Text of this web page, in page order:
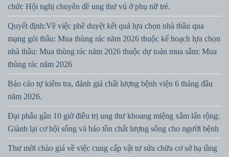
chức Hội nghị chuyên đề ung thư vú ở phụ nữ trẻ.
Quyết định:Về việc phê duyệt kết quả lựa chọn nhà thầu qua
mạng gói thầu: Mua thùng rác năm 2026 thuộc kế hoạch lựa chọn
nhà thầu: Mua thùng rác năm 2026 thuộc dự toán mua sắm: Mua
thùng rác năm 2026
Báo cáo tự kiểm tra, đánh giá chất lượng bệnh viện 6 tháng đầu
năm 2026.
Đại phẫu gần 10 giờ điều trị ung thư khoang miệng xâm lấn rộng:
Giành lại cơ hội sống và bảo tồn chất lượng sống cho người bệnh
Thư mời chào giá về việc cung cấp vật tư sửa chữa cơ sở hạ tầng